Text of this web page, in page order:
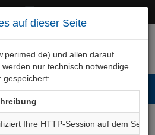
auf dieser Seite
und allen darauf
nur technisch notwendige
gespeichert:
Ihre HTTP-Session auf dem Server